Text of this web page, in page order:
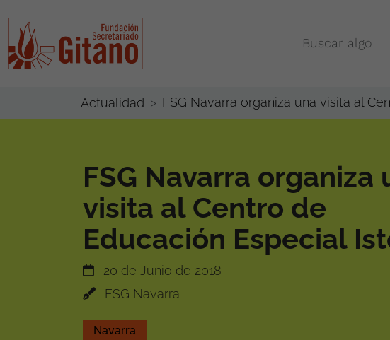
Actualidad FSG Navarra organiza una visita al
FSG Navarra organiza
visita al Centro de
Educación Especial
20 de Junio de 2018
FSG Navarra
Navarra